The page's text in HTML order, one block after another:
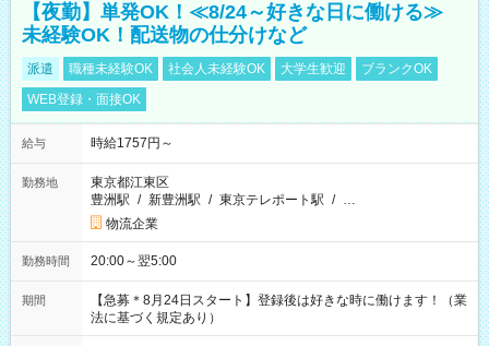
【夜勤】単発OK！≪8/24～好きな日に働ける≫
未経験OK！配送物の仕分けなど
派遣 職種未経験OK 社会人未経験OK 大学生歓迎
ブランクOK
WEB登録・面接OK
給与 時給1757円～
勤務地
東京都江東区
豊洲駅 / 新豊洲駅 / 東京テレポート駅 / …
物流企業
勤務時間 20:00～翌5:00
期間
【急募＊8月24日スタート】登録後は好きな時に働けます！（業
法に基づく規定あり）